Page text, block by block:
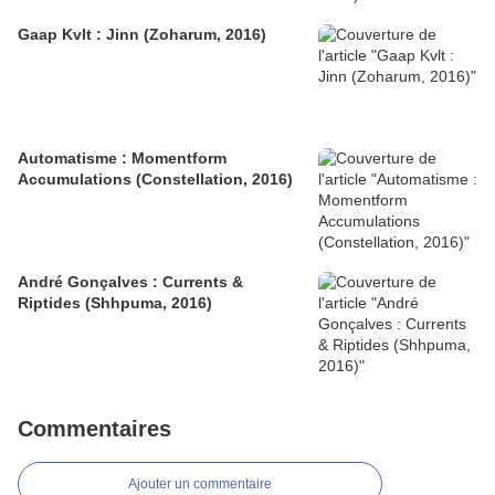
Gaap Kvlt : Jinn (Zoharum, 2016)
Automatisme : Momentform
Accumulations (Constellation, 2016)
André Gonçalves : Currents &
Riptides (Shhpuma, 2016)
Commentaires
Ajouter un commentaire